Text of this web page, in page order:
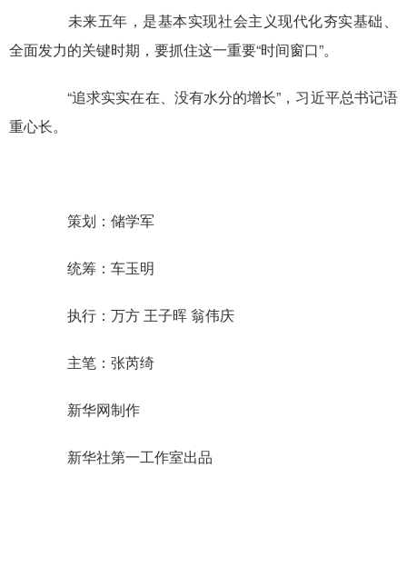
未来五年，是基本实现社会主义现代化夯实基础、
全面发力的关键时期，要抓住这一重要“时间窗口”。
“追求实实在在、没有水分的增长”，习近平总书记语
重心长。
策划：储学军
统筹：车玉明
执行：万方 王子晖 翁伟庆
主笔：张芮绮
新华网制作
新华社第一工作室出品